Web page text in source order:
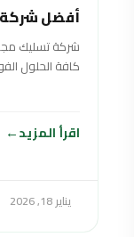
أفضل شركة
كافة الحلول
اقرأ المزيد
يناير 18, 2026